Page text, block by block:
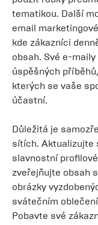
tematikou. Další
email
kde zákazníci
obsah. Své e-
úspěšných
kterých se vaše
účastní.
Důležitá je
sítích. Aktualizujte
slavnostní
zveřejňujte obsah
obrázky
svátečním
Pobavte své